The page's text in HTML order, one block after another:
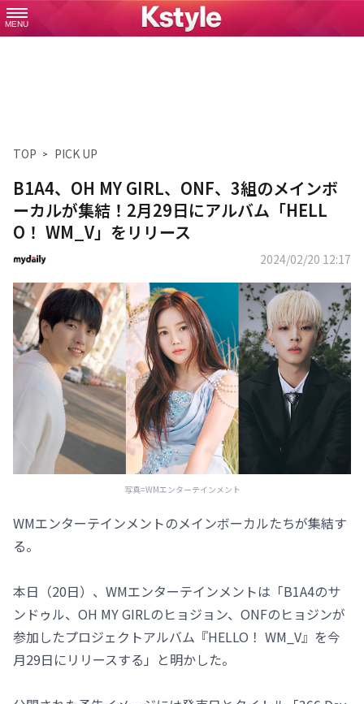
MENU
TOP PICK UP
B1A4、OH MY GIRL、ONF、3組のメインボ
ーカルが集結！2月29日にアルバム「HELL
O！ WM_V」をリリース
2024/02/20 12:17
写真=WMエンターテインメント
WMエンターテインメントのメインボーカルたちが集結す
る。
本日（20日）、WMエンターテインメントは「B1A4のサ
ンドゥル、OH MY GIRLのヒョジョン、ONFのヒョジンが
参加したプロジェクトアルバム『HELLO！ WM_V』を今
月29日にリリースする」と明かした。